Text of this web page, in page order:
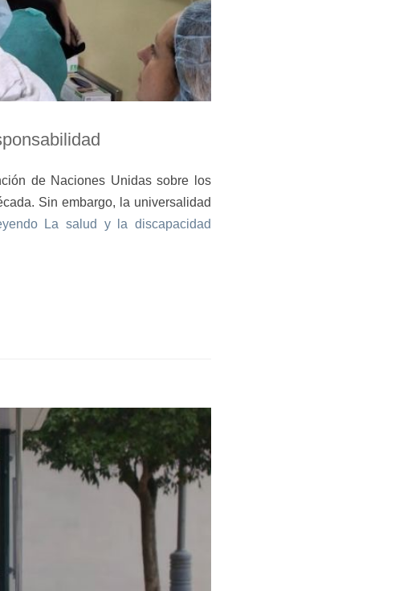
de Naciones Unidas sobre los
Sin embargo, la universalidad
La salud y la discapacidad